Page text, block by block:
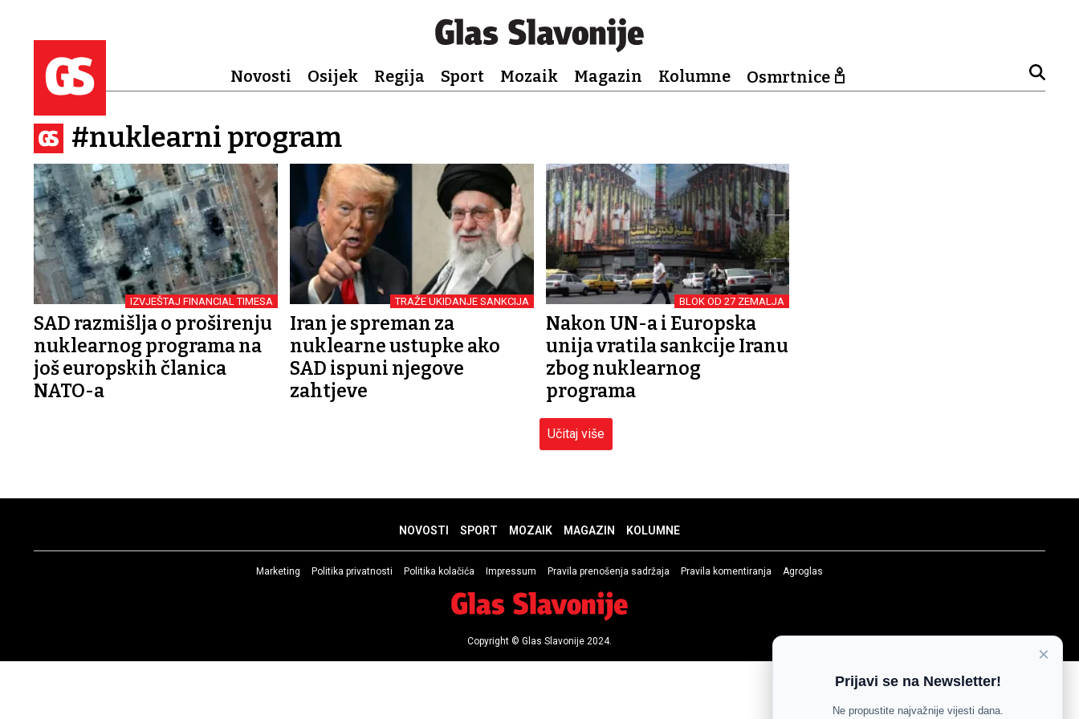
Novosti Osijek Regija Sport Mozaik Magazin Kolumne Osmrtnice
#nuklearni program
IZVJEŠTAJ FINANCIAL TIMESA
SAD razmišlja o proširenju
nuklearnog programa na
još europskih članica
NATO-a
TRAŽE UKIDANJE SANKCIJA
Iran je spreman za
nuklearne ustupke ako
SAD ispuni njegove
zahtjeve
BLOK OD 27 ZEMALJA
Nakon UN-a i Europska
unija vratila sankcije Iranu
zbog nuklearnog
programa
Učitaj više
NOVOSTI SPORT MOZAIK MAGAZIN KOLUMNE
Marketing Politika privatnosti Politika kolačića Impressum Pravila prenošenja sadržaja Pravila komentiranja Agroglas
Copyright © Glas Slavonije 2024.
×
Prijavi se na Newsletter!
Ne propustite najvažnije vijesti dana.